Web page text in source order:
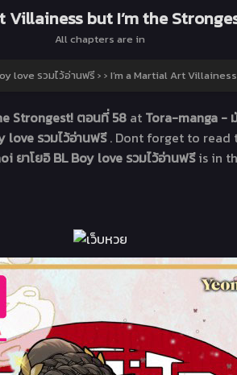
Villainess but I’m the
All chapters are in
love รวมไว้อ่านฟรี › › I’m a Martial Art
Strongest! ตอนที่ 58 at Tora-manga -
love รวมไว้อ่านฟรี. Dont forget to read
ยาโยอิ BL Boy love รวมไว้อ่านฟรีis in